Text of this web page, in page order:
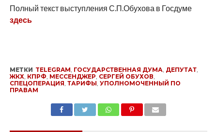
Полный текст выступления С.П.Обухова в Госдуме
здесь
МЕТКИ TELEGRAM, ГОСУДАРСТВЕННАЯ ДУМА, ДЕПУТАТ,
ЖКХ, КПРФ, МЕССЕНДЖЕР, СЕРГЕЙ ОБУХОВ,
СПЕЦОПЕРАЦИЯ, ТАРИФЫ, УПОЛНОМОЧЕННЫЙ ПО
ПРАВАМ